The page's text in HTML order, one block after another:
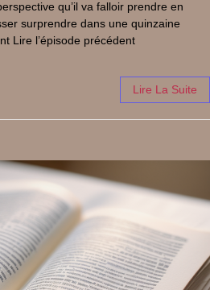
qu’il va falloir prendre en
surprendre dans une quinzaine
Lire l’épisode précédent
Lire La Suite